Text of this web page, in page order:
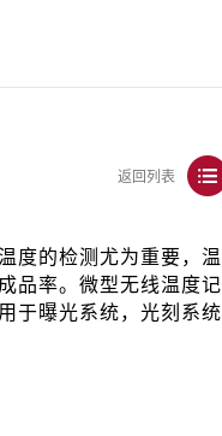
返回列表
度的检测尤为重要，温
品率。微型无线温度记
于曝光系统，光刻系统